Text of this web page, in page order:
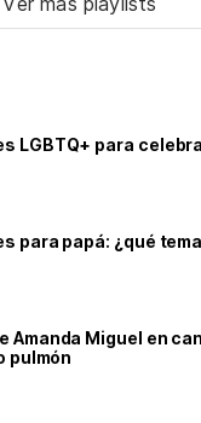
LGBTQ+ para
para papá: ¿qué
Amanda Miguel en
pulmón